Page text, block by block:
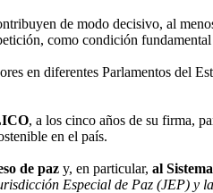
de modo decisivo, al
como condición fundamental
en diferentes Parlamentos del
, a los cinco años de su firma,
en el país.
de paz y, en particular, al
Especial de Paz (JEP) y